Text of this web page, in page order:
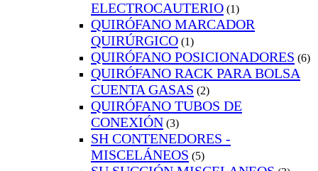
ELECTROCAUTERIO (1)
QUIRÓFANO MARCADOR
QUIRÚRGICO (1)
QUIRÓFANO POSICIONADORES (6)
QUIRÓFANO RACK PARA BOLSA
CUENTA GASAS (2)
QUIRÓFANO TUBOS DE
CONEXIÓN (3)
SH CONTENEDORES -
MISCELÁNEOS (5)